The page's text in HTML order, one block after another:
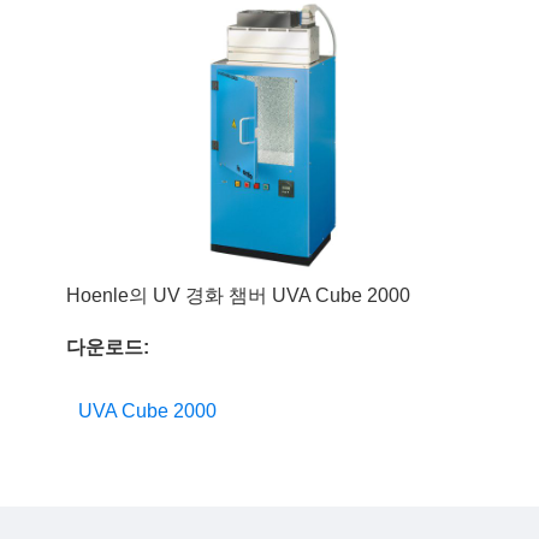
Hoenle의 UV 경화 챔버 UVA Cube 2000
다운로드:
UVA Cube 2000